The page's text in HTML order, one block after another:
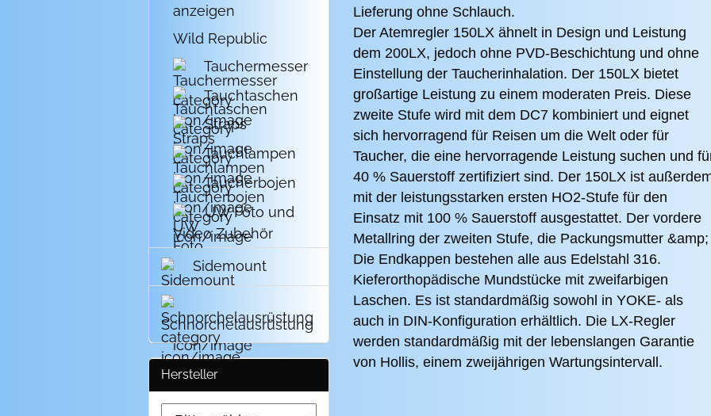
Lieferung ohne Schlauch.
Der Atemregler 150LX ähnelt in Design und Leistung
dem 200LX, jedoch ohne PVD-Beschichtung und ohne
Einstellung der Taucherinhalation. Der 150LX bietet
großartige Leistung zu einem moderaten Preis. Diese
zweite Stufe wird mit dem DC7 kombiniert und eignet
sich hervorragend für Reisen um die Welt oder für
Taucher, die eine hervorragende Leistung suchen und
40 % Sauerstoff zertifiziert sind. Der 150LX ist
mit der leistungsstarken ersten HO2-Stufe für den
Einsatz mit 100 % Sauerstoff ausgestattet. Der vordere
Metallring der zweiten Stufe, die Packungsmutter &amp;
Die Endkappen bestehen alle aus Edelstahl 316.
Kieferorthopädische Mundstücke mit zweifarbigen
Laschen. Es ist standardmäßig sowohl in YOKE- als
auch in DIN-Konfiguration erhältlich. Die LX-Regler
werden standardmäßig mit der lebenslangen Garantie
von Hollis, einem zweijährigen Wartungsintervall.
anzeigen
Wild Republic
Tauchermesser
Tauchtaschen
Straps
Tauchlampen
Taucherbojen
UW Foto und
Video Zubehör
Sidemount
Schnorchelausrüstung
Hersteller